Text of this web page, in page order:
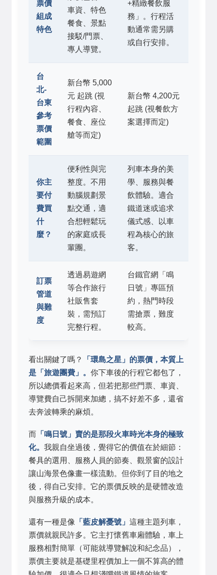
票價
組成
特色
車資、特色
餐食、景點
接駁/門票、
專人導覽。
+精緻餐飲服
務」。行程活
動通常需另購
或自行安排。
台
北-
台東
參考
票價
範圍
新台幣 5,000
元 起跳 (視
行程內容、
餐食、座位
艙等而定)
新台幣 4,200元
起跳 (視餐飲方
案選擇而定)
你主
要付
費買
什
麼？
便利性與完
整度。不用
動腦規劃景
點交通，適
合想輕鬆玩
的家庭或長
輩團。
列車本身的美
學、服務與餐
飲體驗。適合
鐵道迷或追求
儀式感、以車
程為核心的旅
客。
訂票
管道
與難
度
透過易遊網
等合作旅行
社販售套
裝，需預訂
完整行程。
台鐵官網「鳴
日號」專區預
約，熱門時段
需搶票，難度
較高。
看出關鍵了嗎？
「環島之星」的票價，本質上
是「旅遊團費」。 你下車後的行程它都包了，
所以總價看起來高，但若把那些門票、車資、
導覽費自己拆開來加總，搞不好差不多，還省
去奔波轉乘的麻煩。
而 「鳴日號」賣的是那段火車時光本身的極致
化。 我親自坐過後，覺得它的價值在於細節：
餐具的選用、服務人員的節奏、觀景窗的設計
讓山海景色像畫一樣流動。但你到了目的地之
後，得自己安排。它的票價反映的是硬體改造
與服務升級的成本。
還有一種是像 「藍皮解憂號」 這種主題列車，
票價就親民許多。它主打懷舊車廂體驗，車上
服務相對簡單（可能就導覽解說和紀念品），
票價主要就是基礎里程價加上一個不算高的體